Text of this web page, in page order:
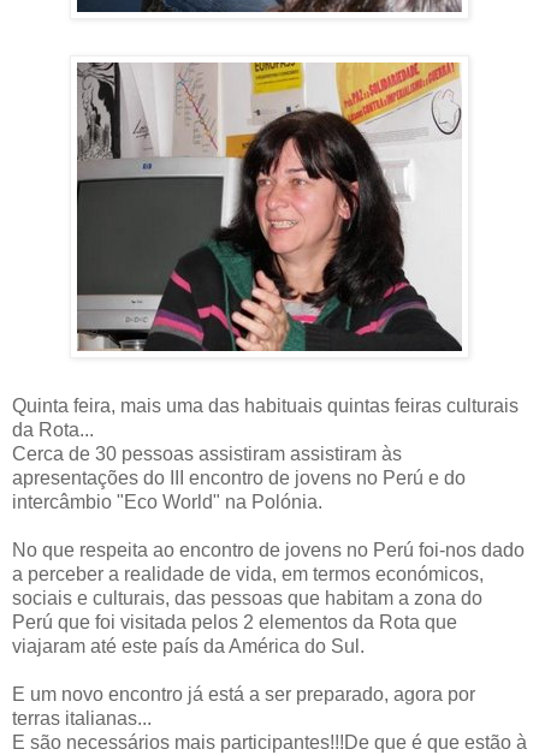
Quinta feira, mais uma das habituais quintas feiras culturais
da Rota...
Cerca de 30 pessoas assistiram assistiram às
apresentações do III encontro de jovens no Perú e do
intercâmbio "Eco World" na Polónia.
No que respeita ao encontro de jovens no Perú foi-nos dado
a perceber a realidade de vida, em termos económicos,
sociais e culturais, das pessoas que habitam a zona do
Perú que foi visitada pelos 2 elementos da Rota que
viajaram até este país da América do Sul.
E um novo encontro já está a ser preparado, agora por
terras italianas...
E são necessários mais participantes!!!De que é que estão à